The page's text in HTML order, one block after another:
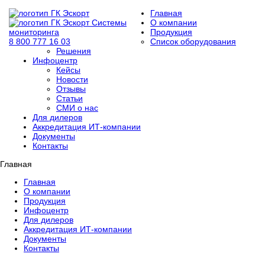
Системы
мониторинга
8 800 777 16 03
Главная
О компании
Продукция
Список оборудования
Решения
Инфоцентр
Кейсы
Новости
Отзывы
Статьи
СМИ о нас
Для дилеров
Аккредитация ИТ-компании
Документы
Контакты
Главная
Главная
О компании
Продукция
Инфоцентр
Для дилеров
Аккредитация ИТ-компании
Документы
Контакты